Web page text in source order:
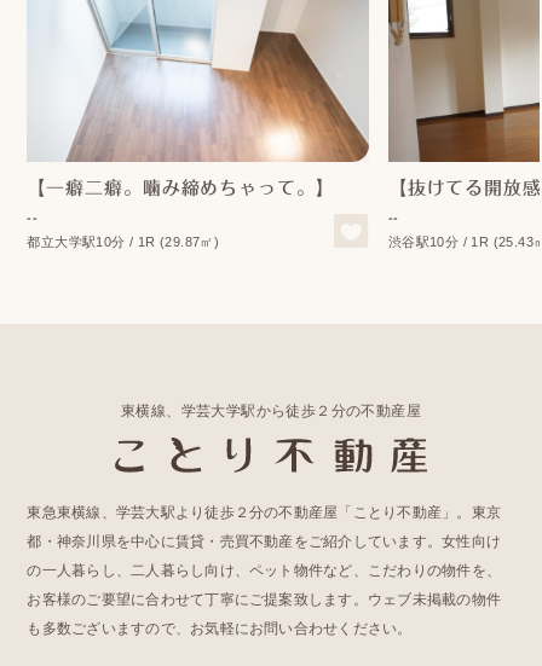
【一癖二癖。噛み締めちゃって。】
--
都立大学駅10分 / 1R (29.87㎡)
【抜けてる開放
--
渋谷駅10分 / 1R (25.43
東横線、学芸大学駅から徒歩２分の不動産屋
東急東横線、学芸大駅より徒歩２分の不動産屋「ことり不動産」。東京
都・神奈川県を中心に賃貸・売買不動産をご紹介しています。女性向け
の一人暮らし、二人暮らし向け、ペット物件など、こだわりの物件を、
お客様のご要望に合わせて丁寧にご提案致します。ウェブ未掲載の物件
も多数ございますので、お気軽にお問い合わせください。